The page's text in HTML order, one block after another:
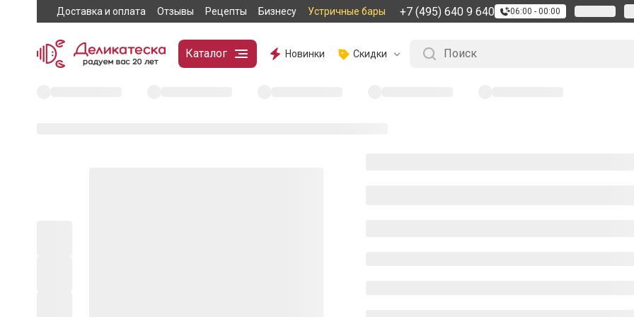
Доставка и оплата Отзывы Рецепты Бизнесу Устричные бары +7 (495) 640 9 640 06:00 - 00:00
Каталог Новинки Скидки